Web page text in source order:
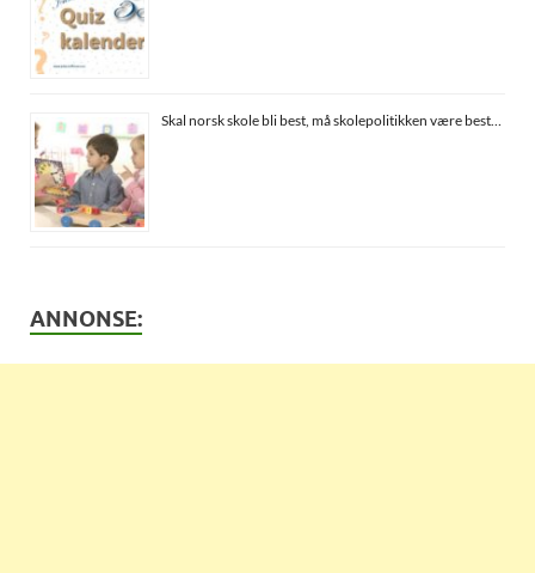
Skal norsk skole bli best, må skolepolitikken være best…
ANNONSE: